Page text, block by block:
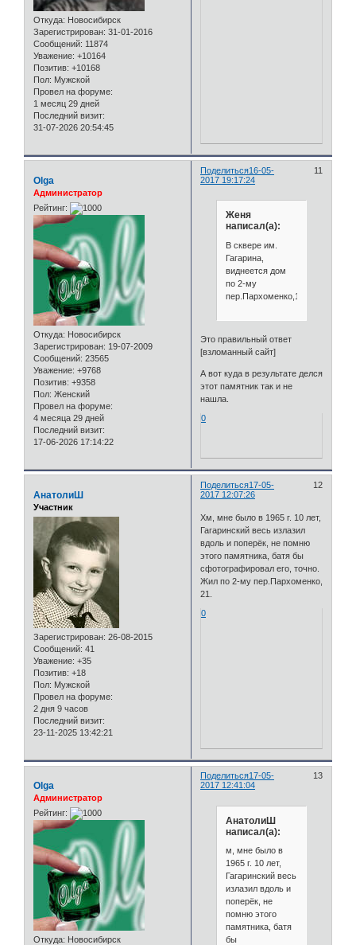
Откуда: Новосибирск
Зарегистрирован: 31-01-2016
Сообщений: 11874
Уважение: +10164
Позитив: +10168
Пол: Мужской
Провел на форуме:
1 месяц 29 дней
Последний визит:
31-07-2026 20:54:45
Поделиться 11
16-05-
2017 19:17:24
Olga
Администратор
Рейтинг:
Откуда: Новосибирск
Зарегистрирован: 19-07-2009
Сообщений: 23565
Уважение: +9768
Позитив: +9358
Пол: Женский
Провел на форуме:
4 месяца 29 дней
Последний визит:
17-06-2026 17:14:22
Женя
написал(а):
В сквере им.
Гагарина,
виднеется дом
по 2-му
пер.Пархоменко,10.
Это правильный ответ
[взломанный сайт]
А вот куда в результате делся
этот памятник так и не
нашла.
0
Поделиться 12
17-05-
2017 12:07:26
АнатолиШ
Участник
Зарегистрирован: 26-08-2015
Сообщений: 41
Уважение: +35
Позитив: +18
Пол: Мужской
Провел на форуме:
2 дня 9 часов
Последний визит:
23-11-2025 13:42:21
Хм, мне было в 1965 г. 10 лет,
Гагаринский весь излазил
вдоль и поперёк, не помню
этого памятника, батя бы
сфотографировал его, точно.
Жил по 2-му пер.Пархоменко,
21.
0
Поделиться 13
17-05-
2017 12:41:04
Olga
Администратор
Рейтинг:
Откуда: Новосибирск
АнатолиШ
написал(а):
м, мне было в
1965 г. 10 лет,
Гагаринский весь
излазил вдоль и
поперёк, не
помню этого
памятника, батя
бы